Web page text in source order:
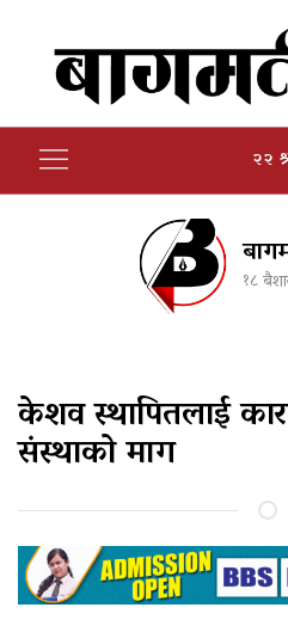
२२
१८
केशव स्थापितलाई
संस्थाको माग